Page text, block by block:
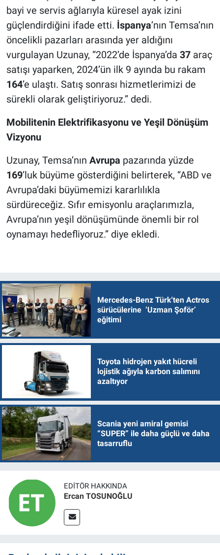
bayi ve servis ağlarıyla küresel ayak izini
güçlendirdiğini ifade etti. İspanya’nın Temsa’nın
öncelikli pazarları arasında yer aldığını
vurgulayan Uzunay, “2022’de İspanya’da 37araç
satışı yaparken, 2024’ün ilk 9 ayında bu rakam
164’e ulaştı. Satış sonrası hizmetlerimizi de
sürekli olarak geliştiriyoruz.” dedi.
Mobilitenin Elektrifikasyonu ve Yeşil Dönüşüm
Vizyonu
Uzunay, Temsa’nın Avrupa pazarında yüzde
169’luk büyüme gösterdiğini belirterek, “ABD ve
Avrupa’daki büyümemizi kararlılıkla
sürdüreceğiz. Sıfır emisyonlu araçlarımızla,
Avrupa’nın yeşil dönüşümünde önemli bir rol
oynamayı hedefliyoruz.” diye ekledi.
Mercedes-Benz Türk'ten Actros
sürücülerine ‘Uzman Şoför’
eğitimi
Toyota hidrojen yakıt hücreli
lojistik ağıyla karbon salımını
azaltıyor
Scania yeni amiral gemisi
“SUPER” ile daha güçlü ve daha
tasarruflu
EDITÖR HAKKINDA
Ercan TOSUNOĞLU